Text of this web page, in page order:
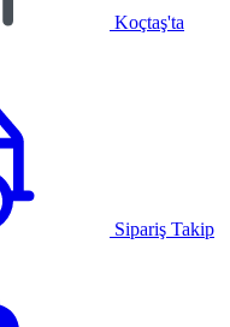
Koçtaş'ta
Sipariş Takip